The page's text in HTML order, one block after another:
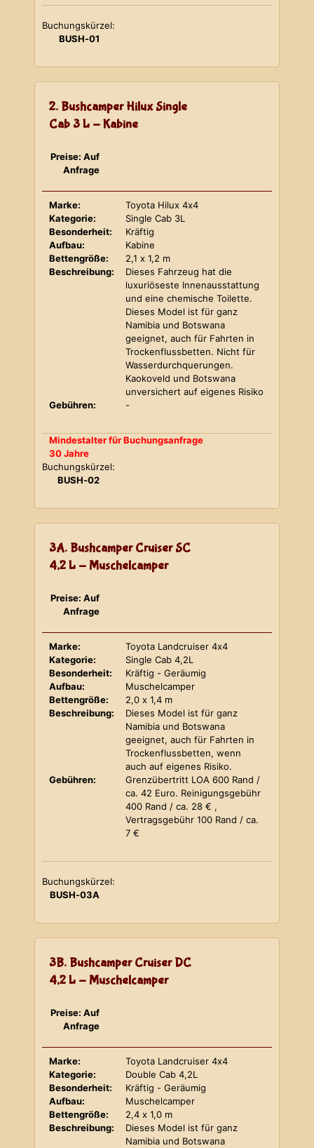
Buchungskürzel:
BUSH-01
2. Bushcamper Hilux Single
Cab 3 L - Kabine
Preise: Auf
Anfrage
Marke:
Toyota Hilux 4x4
Kategorie:
Single Cab 3L
Besonderheit:
Kräftig
Aufbau:
Kabine
Bettengröße:
2,1 x 1,2 m
Beschreibung:
Dieses Fahrzeug hat die
luxuriöseste Innenausstattung
und eine chemische Toilette.
Dieses Model ist für ganz
Namibia und Botswana
geeignet, auch für Fahrten in
Trockenflussbetten. Nicht für
Wasserdurchquerungen.
Kaokoveld und Botswana
unversichert auf eigenes Risiko
Gebühren:
-
Mindestalter für Buchungsanfrage
30 Jahre
Buchungskürzel:
BUSH-02
3A. Bushcamper Cruiser SC
4,2 L - Muschelcamper
Preise: Auf
Anfrage
Marke:
Toyota Landcruiser 4x4
Kategorie:
Single Cab 4,2L
Besonderheit:
Kräftig - Geräumig
Aufbau:
Muschelcamper
Bettengröße:
2,0 x 1,4 m
Beschreibung:
Dieses Model ist für ganz
Namibia und Botswana
geeignet, auch für Fahrten in
Trockenflussbetten, wenn
auch auf eigenes Risiko.
Gebühren:
Grenzübertritt LOA 600 Rand /
ca. 42 Euro. Reinigungsgebühr
400 Rand / ca. 28 € ,
Vertragsgebühr 100 Rand / ca.
7 €
Buchungskürzel:
BUSH-03A
3B. Bushcamper Cruiser DC
4,2 L - Muschelcamper
Preise: Auf
Anfrage
Marke:
Toyota Landcruiser 4x4
Kategorie:
Double Cab 4,2L
Besonderheit:
Kräftig - Geräumig
Aufbau:
Muschelcamper
Bettengröße:
2,4 x 1,0 m
Beschreibung:
Dieses Model ist für ganz
Namibia und Botswana